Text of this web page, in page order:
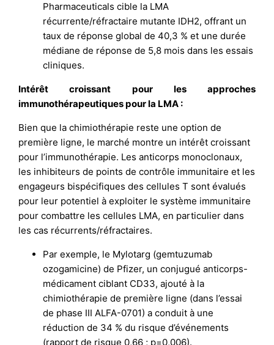
Pharmaceuticals cible la LMA
récurrente/réfractaire mutante IDH2, offrant un
taux de réponse global de 40,3 % et une durée
médiane de réponse de 5,8 mois dans les essais
cliniques.
Intérêt croissant pour les approches
immunothérapeutiques pour la LMA :
Bien que la chimiothérapie reste une option de
première ligne, le marché montre un intérêt croissant
pour l’immunothérapie. Les anticorps monoclonaux,
les inhibiteurs de points de contrôle immunitaire et les
engageurs bispécifiques des cellules T sont évalués
pour leur potentiel à exploiter le système immunitaire
pour combattre les cellules LMA, en particulier dans
les cas récurrents/réfractaires.
Par exemple, le Mylotarg (gemtuzumab
ozogamicine) de Pfizer, un conjugué anticorps-
médicament ciblant CD33, ajouté à la
chimiothérapie de première ligne (dans l’essai
de phase III ALFA-0701) a conduit à une
réduction de 34 % du risque d’événements
(rapport de risque 0,66 ; p=0,006).